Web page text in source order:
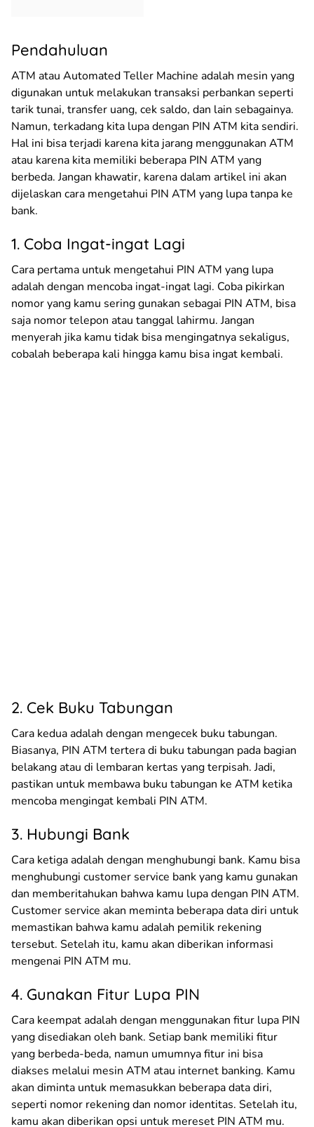
Pendahuluan
ATM atau Automated Teller Machine adalah mesin yang
digunakan untuk melakukan transaksi perbankan seperti
tarik tunai, transfer uang, cek saldo, dan lain sebagainya.
Namun, terkadang kita lupa dengan PIN ATM kita sendiri.
Hal ini bisa terjadi karena kita jarang menggunakan ATM
atau karena kita memiliki beberapa PIN ATM yang
berbeda. Jangan khawatir, karena dalam artikel ini akan
dijelaskan cara mengetahui PIN ATM yang lupa tanpa ke
bank.
1. Coba Ingat-ingat Lagi
Cara pertama untuk mengetahui PIN ATM yang lupa
adalah dengan mencoba ingat-ingat lagi. Coba pikirkan
nomor yang kamu sering gunakan sebagai PIN ATM, bisa
saja nomor telepon atau tanggal lahirmu. Jangan
menyerah jika kamu tidak bisa mengingatnya sekaligus,
cobalah beberapa kali hingga kamu bisa ingat kembali.
2. Cek Buku Tabungan
Cara kedua adalah dengan mengecek buku tabungan.
Biasanya, PIN ATM tertera di buku tabungan pada bagian
belakang atau di lembaran kertas yang terpisah. Jadi,
pastikan untuk membawa buku tabungan ke ATM ketika
mencoba mengingat kembali PIN ATM.
3. Hubungi Bank
Cara ketiga adalah dengan menghubungi bank. Kamu bisa
menghubungi customer service bank yang kamu gunakan
dan memberitahukan bahwa kamu lupa dengan PIN ATM.
Customer service akan meminta beberapa data diri untuk
memastikan bahwa kamu adalah pemilik rekening
tersebut. Setelah itu, kamu akan diberikan informasi
mengenai PIN ATM mu.
4. Gunakan Fitur Lupa PIN
Cara keempat adalah dengan menggunakan fitur lupa PIN
yang disediakan oleh bank. Setiap bank memiliki fitur
yang berbeda-beda, namun umumnya fitur ini bisa
diakses melalui mesin ATM atau internet banking. Kamu
akan diminta untuk memasukkan beberapa data diri,
seperti nomor rekening dan nomor identitas. Setelah itu,
kamu akan diberikan opsi untuk mereset PIN ATM mu.